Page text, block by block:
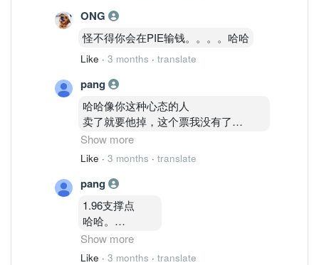
ONG
怪不得你会在PIE输钱。。。。哈哈
Like · 3 months · translate
pang
哈哈像你这种心态的人
卖了就要他掉，这个票我没有了
我也是赚几次了，1 .83我就卖了哈哈。
哈哈
好过有些人输了不敢讲哈哈
好心你啦
会点点 看图 就在这边吹哈哈
悲哀咯。。。
Show more
Like · 3 months · translate
pang
1.96支撑点
哈哈。
确定？
还是假会？
Show more
Like · 3 months · translate